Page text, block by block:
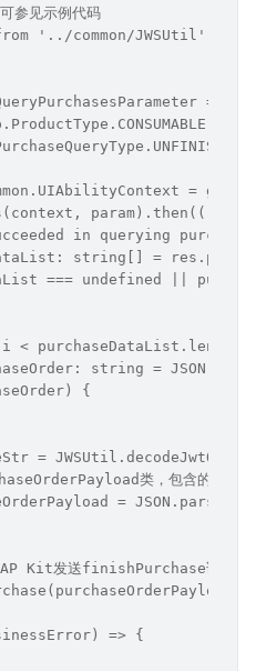
参见示例代码
'../common/JWSUtil';
= {
=
param).then((res:
in querying
string[] =
=== undefined ||
< purchaseDataList.length;
string =
{
=
类，包含的信息
=
Kit发送finishPurchase请求，
=> {